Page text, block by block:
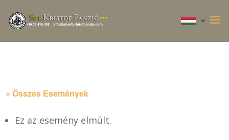
« Összes Események
Ez az esemény elmúlt.